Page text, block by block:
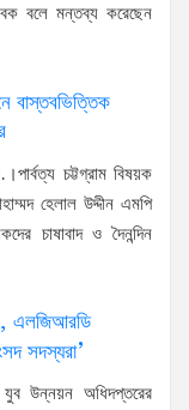
বলে মন্তব্য করেছেন
বাস্তবভিত্তিক
চট্টগ্রাম বিষয়ক
হেলাল উদ্দীন এমপি
চাষাবাদ ও দৈনন্দিন
এলজিআরডি
সদস্যরা’
উন্নয়ন অধিদপ্তরের